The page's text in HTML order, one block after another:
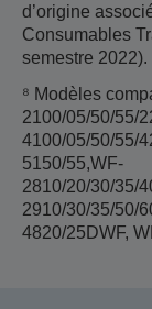
d’origine
Consumables
semestre 2022).
⁸ Modèles
2100/05/50/55/
4100/05/50/55/
5150/55,WF-
2810/20/30/35/
2910/30/35/50/
4820/25DWF,